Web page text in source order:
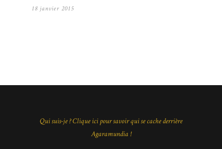
18 janvier 2015
Qui suis-je ? Clique ici pour savoir qui se cache derrière
Agaramundia !